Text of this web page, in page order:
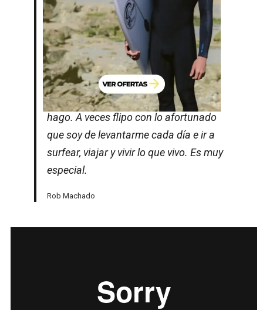
comenzó a alejarse de mi cuerpo.
Creo que ya nunca volví a ser tan
competitivo como lo era hasta ese
momento.
Me siento bendecido de hacer lo que
hago. A veces flipo con lo afortunado
que soy de levantarme cada día e ir a
surfear, viajar y vivir lo que vivo. Es muy
especial.
Rob Machado